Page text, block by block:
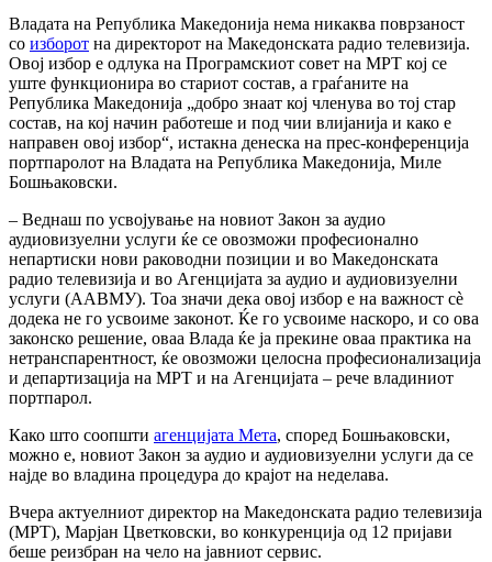
Владата на Република Македонија нема никаква поврзаност
со изборот на директорот на Македонската радио телевизија.
Овој избор е одлука на Програмскиот совет на МРТ кој се
уште функционира во стариот состав, а граѓаните на
Република Македонија „добро знаат кој членува во тој стар
состав, на кој начин работеше и под чии влијанија и како е
направен овој избор“, истакна денеска на прес-конференција
портпаролот на Владата на Република Македонија, Миле
Бошњаковски.
– Веднаш по усвојување на новиот Закон за аудио
аудиовизуелни услуги ќе се овозможи професионално
непартиски нови раководни позиции и во Македонската
радио телевизија и во Агенцијата за аудио и аудиовизуелни
услуги (ААВМУ). Тоа значи дека овој избор е на важност сè
додека не го усвоиме законот. Ќе го усвоиме наскоро, и со ова
законско решение, оваа Влада ќе ја прекине оваа практика на
нетранспарентност, ќе овозможи целосна професионализација
и департизација на МРТ и на Агенцијата – рече владиниот
портпарол.
Како што соопшти агенцијата Мета, според Бошњаковски,
можно е, новиот Закон за аудио и аудиовизуелни услуги да се
најде во владина процедура до крајот на неделава.
Вчера актуелниот директор на Македонската радио телевизија
(МРТ), Марјан Цветковски, во конкуренција од 12 пријави
беше реизбран на чело на јавниот сервис.